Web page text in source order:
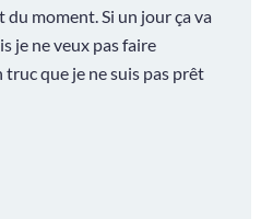
moment. Si un jour ça va
je ne veux pas faire
que je ne suis pas prêt